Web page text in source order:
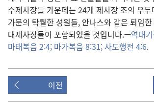
수제사장들 가운데는 24개 제사장 조의 우
가문의 탁월한 성원들, 안나스와 같은 퇴임한
대제사장들이 포함되었을 것입니다.​—역대
마태복음 2:4; 마가복음 8:31;사도행전 4:6.
이전